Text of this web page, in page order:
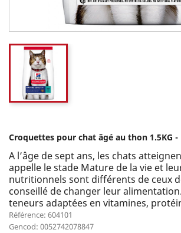
Croquettes pour chat âgé au thon 1.5KG -
A l’âge de sept ans, les chats
appelle le stade Mature de la vie et
nutritionnels sont différents de ceux
conseillé de changer leur
teneurs adaptées en vitamines,
Référence: 604101
Gencod: 0052742078847